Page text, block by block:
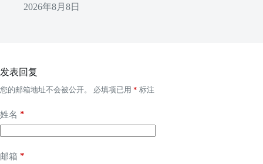
2026年8月8日
发表回复
您的邮箱地址不会被公开。 必填项已用 * 标注
姓名 *
邮箱 *